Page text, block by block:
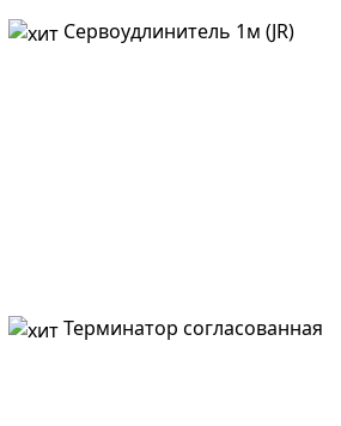
Сервоудлинитель 1м (JR)
Терминатор согласованная